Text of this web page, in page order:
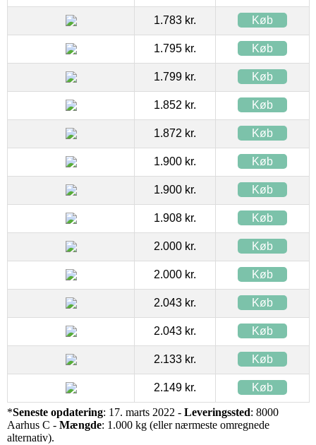
1.783 kr. Køb
1.795 kr. Køb
1.799 kr. Køb
1.852 kr. Køb
1.872 kr. Køb
1.900 kr. Køb
1.900 kr. Køb
1.908 kr. Køb
2.000 kr. Køb
2.000 kr. Køb
2.043 kr. Køb
2.043 kr. Køb
2.133 kr. Køb
2.149 kr. Køb
*Seneste opdatering: 17. marts 2022 - Leveringssted: 8000
Aarhus C - Mængde: 1.000 kg (eller nærmeste omregnede
alternativ).